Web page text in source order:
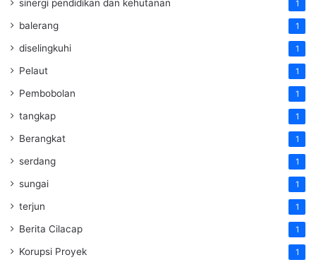
sinergi pendidikan dan kehutanan 1
balerang 1
diselingkuhi 1
Pelaut 1
Pembobolan 1
tangkap 1
Berangkat 1
serdang 1
sungai 1
terjun 1
Berita Cilacap 1
Korupsi Proyek 1